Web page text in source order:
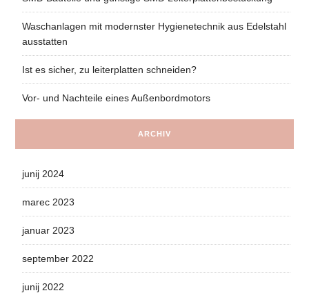
Waschanlagen mit modernster Hygienetechnik aus Edelstahl
ausstatten
Ist es sicher, zu leiterplatten schneiden?
Vor- und Nachteile eines Außenbordmotors
ARCHIV
junij 2024
marec 2023
januar 2023
september 2022
junij 2022